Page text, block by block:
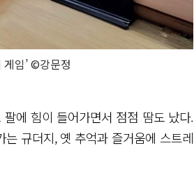
임’ ©강문정
팔에 힘이 들어가면서 점점 땀도 났다.
규더지, 옛 추억과 즐거움에 스트레